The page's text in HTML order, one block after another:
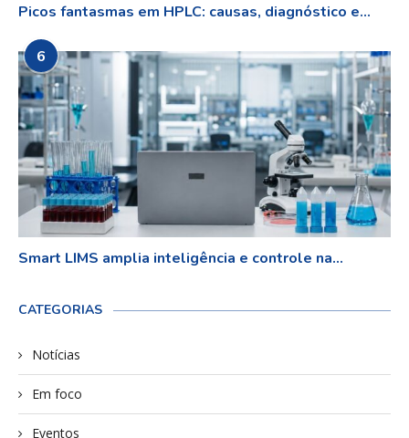
Picos fantasmas em HPLC: causas, diagnóstico e...
6
Smart LIMS amplia inteligência e controle na...
CATEGORIAS
Notícias
Em foco
Eventos